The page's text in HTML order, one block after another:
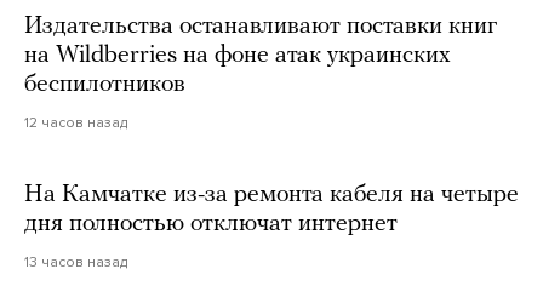
Издательства останавливают поставки книг
на Wildberries на фоне атак украинских
беспилотников
12 часов назад
На Камчатке из-за ремонта кабеля на четыре
дня полностью отключат интернет
13 часов назад